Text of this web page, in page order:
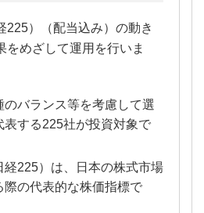
225）（配当込み）の動き
をめざして運用を行いま
のバランス等を考慮して選
表する225社が投資対象で
経225）は、日本の株式市場
際の代表的な株価指標で